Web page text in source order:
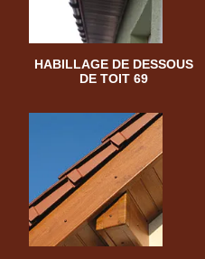
HABILLAGE DE DESSOUS
DE TOIT 69